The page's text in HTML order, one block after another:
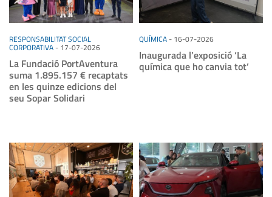
RESPONSABILITAT SOCIAL
CORPORATIVA- 17-07-2026
La Fundació PortAventura
suma 1.895.157 € recaptats
en les quinze edicions del
seu Sopar Solidari
QUÍMICA- 16-07-2026
Inaugurada l’exposició ‘La
química que ho canvia tot’